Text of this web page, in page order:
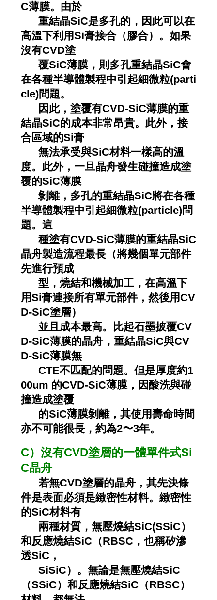
C薄膜。由於
重結晶SiC是多孔的，因此可以在
高溫下利用Si膏接合（膠合）。如果
沒有CVD塗
覆SiC薄膜，則多孔重結晶SiC會
在各種半導體製程中引起細微粒(parti
cle)問題。
因此，塗覆有CVD-SiC薄膜的重
結晶SiC的成本非常昂貴。此外，接
合區域的Si膏
無法承受與SiC材料一樣高的溫
度。此外，一旦晶舟發生碰撞造成塗
覆的SiC薄膜
剝離，多孔的重結晶SiC將在各種
半導體製程中引起細微粒(particle)問
題。這
種塗有CVD-SiC薄膜的重結晶SiC
晶舟製造流程最長（將幾個單元部件
先進行預成
型， 燒結和機械加工，在高溫下
用Si膏連接所有單元部件，然後用CV
D-SiC塗層）
並且成本最高。比起石墨披覆CV
D-SiC薄膜的晶舟，重結晶SiC與CV
D-SiC薄膜無
CTE不匹配的問題。但是厚度約1
00um 的CVD-SiC薄膜，因酸洗與碰
撞造成塗覆
的SiC薄膜剝離，其使用壽命時間
亦不可能很長，約為2〜3年。
C）沒有CVD塗層的一體單件式Si
C晶舟
若無CVD塗層的晶舟，其先決條
件是表面必須是緻密性材料。緻密性
的SiC材料有
兩種材質，無壓燒結SiC(SSiC）
和反應燒結SiC（RBSC，也稱矽滲
透SiC，
SiSiC）。無論是無壓燒結SiC
（SSiC）和反應燒結SiC（RBSC）